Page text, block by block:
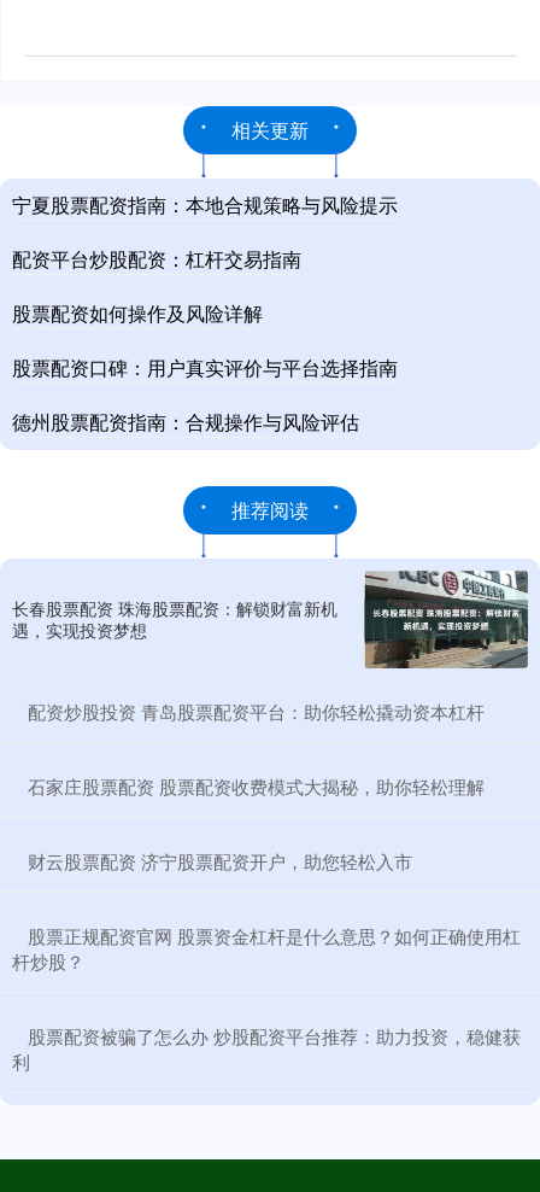
相关更新
宁夏股票配资指南：本地合规策略与风险提示
配资平台炒股配资：杠杆交易指南
股票配资如何操作及风险详解
股票配资口碑：用户真实评价与平台选择指南
德州股票配资指南：合规操作与风险评估
推荐阅读
长春股票配资 珠海股票配资：解锁财富新机
遇，实现投资梦想
​配资炒股投资 青岛股票配资平台：助你轻松撬动资本杠杆
​石家庄股票配资 股票配资收费模式大揭秘，助你轻松理解
​财云股票配资 济宁股票配资开户，助您轻松入市
​股票正规配资官网 股票资金杠杆是什么意思？如何正确使用杠
杆炒股？
​股票配资被骗了怎么办 炒股配资平台推荐：助力投资，稳健获
利